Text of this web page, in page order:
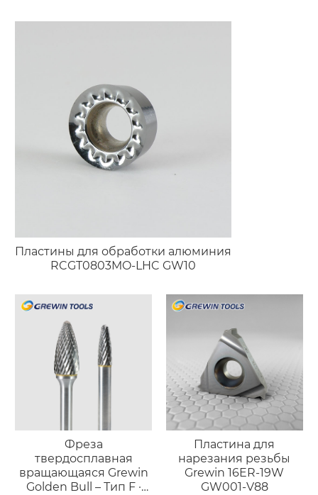
Пластины для обработки алюминия
RCGT0803MO-LHC GW10
Фреза
твердосплавная
вращающаяся Grewin
Golden Bull – Тип F ·
Пластина для
нарезания резьбы
Grewin 16ER-19W
GW001-V88